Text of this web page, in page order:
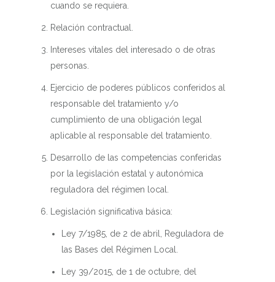
cuando se requiera.
Relación contractual.
Intereses vitales del interesado o de otras
personas.
Ejercicio de poderes públicos conferidos al
responsable del tratamiento y/o
cumplimiento de una obligación legal
aplicable al responsable del tratamiento.
Desarrollo de las competencias conferidas
por la legislación estatal y autonómica
reguladora del régimen local.
Legislación significativa básica:
Ley 7/1985, de 2 de abril, Reguladora de
las Bases del Régimen Local.
Ley 39/2015, de 1 de octubre, del